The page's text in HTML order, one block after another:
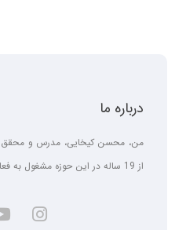
درباره ما
من، محسن کیخایی، مدرس و محقق
از 19 ساله در این حوزه مشغول به فعالیت و کار می باشم.